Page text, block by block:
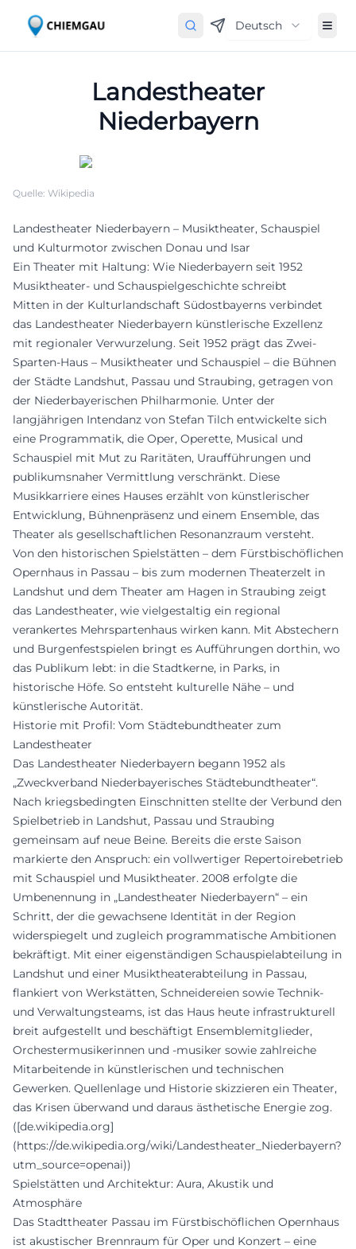
Deutsch
Landestheater
Niederbayern
Quelle: Wikipedia
Landestheater Niederbayern – Musiktheater, Schauspiel
und Kulturmotor zwischen Donau und Isar
Ein Theater mit Haltung: Wie Niederbayern seit 1952
Musiktheater- und Schauspielgeschichte schreibt
Mitten in der Kulturlandschaft Südostbayerns verbindet
das Landestheater Niederbayern künstlerische Exzellenz
mit regionaler Verwurzelung. Seit 1952 prägt das Zwei-
Sparten-Haus – Musiktheater und Schauspiel – die Bühnen
der Städte Landshut, Passau und Straubing, getragen von
der Niederbayerischen Philharmonie. Unter der
langjährigen Intendanz von Stefan Tilch entwickelte sich
eine Programmatik, die Oper, Operette, Musical und
Schauspiel mit Mut zu Raritäten, Uraufführungen und
publikumsnaher Vermittlung verschränkt. Diese
Musikkarriere eines Hauses erzählt von künstlerischer
Entwicklung, Bühnenpräsenz und einem Ensemble, das
Theater als gesellschaftlichen Resonanzraum versteht.
Von den historischen Spielstätten – dem Fürstbischöflichen
Opernhaus in Passau – bis zum modernen Theaterzelt in
Landshut und dem Theater am Hagen in Straubing zeigt
das Landestheater, wie vielgestaltig ein regional
verankertes Mehrspartenhaus wirken kann. Mit Abstechern
und Burgenfestspielen bringt es Aufführungen dorthin, wo
das Publikum lebt: in die Stadtkerne, in Parks, in
historische Höfe. So entsteht kulturelle Nähe – und
künstlerische Autorität.
Historie mit Profil: Vom Städtebundtheater zum
Landestheater
Das Landestheater Niederbayern begann 1952 als
„Zweckverband Niederbayerisches Städtebundtheater“.
Nach kriegsbedingten Einschnitten stellte der Verbund den
Spielbetrieb in Landshut, Passau und Straubing
gemeinsam auf neue Beine. Bereits die erste Saison
markierte den Anspruch: ein vollwertiger Repertoirebetrieb
mit Schauspiel und Musiktheater. 2008 erfolgte die
Umbenennung in „Landestheater Niederbayern“ – ein
Schritt, der die gewachsene Identität in der Region
widerspiegelt und zugleich programmatische Ambitionen
bekräftigt. Mit einer eigenständigen Schauspielabteilung in
Landshut und einer Musiktheaterabteilung in Passau,
flankiert von Werkstätten, Schneidereien sowie Technik-
und Verwaltungsteams, ist das Haus heute infrastrukturell
breit aufgestellt und beschäftigt Ensemblemitglieder,
Orchestermusikerinnen und -musiker sowie zahlreiche
Mitarbeitende in künstlerischen und technischen
Gewerken. Quellenlage und Historie skizzieren ein Theater,
das Krisen überwand und daraus ästhetische Energie zog.
([de.wikipedia.org]
(https://de.wikipedia.org/wiki/Landestheater_Niederbayern?
utm_source=openai))
Spielstätten und Architektur: Aura, Akustik und
Atmosphäre
Das Stadttheater Passau im Fürstbischöflichen Opernhaus
ist akustischer Brennraum für Oper und Konzert – eine